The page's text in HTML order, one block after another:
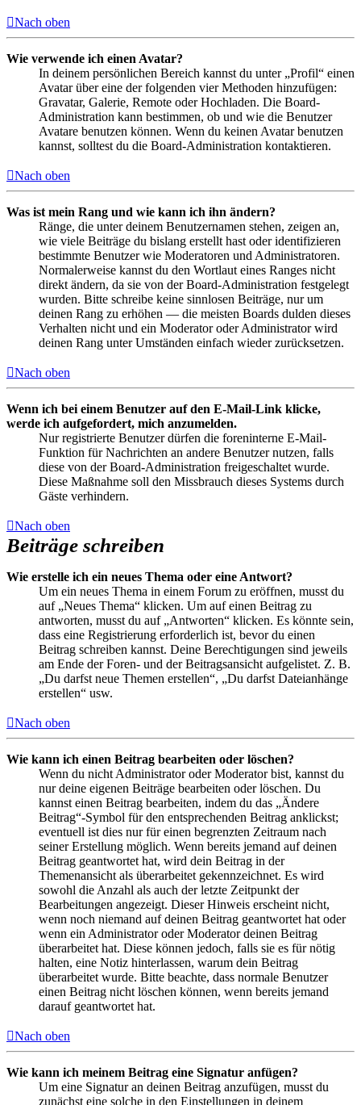
Nach oben
Wie verwende ich einen Avatar?
In deinem persönlichen Bereich kannst du unter „Profil“ einen
Avatar über eine der folgenden vier Methoden hinzufügen:
Gravatar, Galerie, Remote oder Hochladen. Die Board-
Administration kann bestimmen, ob und wie die Benutzer
Avatare benutzen können. Wenn du keinen Avatar benutzen
kannst, solltest du die Board-Administration kontaktieren.
Nach oben
Was ist mein Rang und wie kann ich ihn ändern?
Ränge, die unter deinem Benutzernamen stehen, zeigen an,
wie viele Beiträge du bislang erstellt hast oder identifizieren
bestimmte Benutzer wie Moderatoren und Administratoren.
Normalerweise kannst du den Wortlaut eines Ranges nicht
direkt ändern, da sie von der Board-Administration festgelegt
wurden. Bitte schreibe keine sinnlosen Beiträge, nur um
deinen Rang zu erhöhen — die meisten Boards dulden dieses
Verhalten nicht und ein Moderator oder Administrator wird
deinen Rang unter Umständen einfach wieder zurücksetzen.
Nach oben
Wenn ich bei einem Benutzer auf den E-Mail-Link klicke,
werde ich aufgefordert, mich anzumelden.
Nur registrierte Benutzer dürfen die foreninterne E-Mail-
Funktion für Nachrichten an andere Benutzer nutzen, falls
diese von der Board-Administration freigeschaltet wurde.
Diese Maßnahme soll den Missbrauch dieses Systems durch
Gäste verhindern.
Nach oben
Beiträge schreiben
Wie erstelle ich ein neues Thema oder eine Antwort?
Um ein neues Thema in einem Forum zu eröffnen, musst du
auf „Neues Thema“ klicken. Um auf einen Beitrag zu
antworten, musst du auf „Antworten“ klicken. Es könnte sein,
dass eine Registrierung erforderlich ist, bevor du einen
Beitrag schreiben kannst. Deine Berechtigungen sind jeweils
am Ende der Foren- und der Beitragsansicht aufgelistet. Z. B.
„Du darfst neue Themen erstellen“, „Du darfst Dateianhänge
erstellen“ usw.
Nach oben
Wie kann ich einen Beitrag bearbeiten oder löschen?
Wenn du nicht Administrator oder Moderator bist, kannst du
nur deine eigenen Beiträge bearbeiten oder löschen. Du
kannst einen Beitrag bearbeiten, indem du das „Ändere
Beitrag“-Symbol für den entsprechenden Beitrag anklickst;
eventuell ist dies nur für einen begrenzten Zeitraum nach
seiner Erstellung möglich. Wenn bereits jemand auf deinen
Beitrag geantwortet hat, wird dein Beitrag in der
Themenansicht als überarbeitet gekennzeichnet. Es wird
sowohl die Anzahl als auch der letzte Zeitpunkt der
Bearbeitungen angezeigt. Dieser Hinweis erscheint nicht,
wenn noch niemand auf deinen Beitrag geantwortet hat oder
wenn ein Administrator oder Moderator deinen Beitrag
überarbeitet hat. Diese können jedoch, falls sie es für nötig
halten, eine Notiz hinterlassen, warum dein Beitrag
überarbeitet wurde. Bitte beachte, dass normale Benutzer
einen Beitrag nicht löschen können, wenn bereits jemand
darauf geantwortet hat.
Nach oben
Wie kann ich meinem Beitrag eine Signatur anfügen?
Um eine Signatur an deinen Beitrag anzufügen, musst du
zunächst eine solche in den Einstellungen in deinem